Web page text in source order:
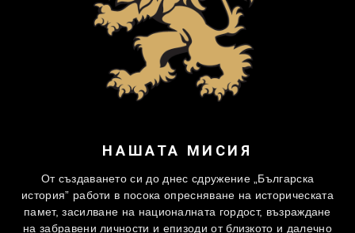
НАШАТА МИСИЯ
От създаването си до днес сдружение „Българска
история” работи в посока опресняване на историческата
памет, засилване на националната гордост, възраждане
на забравени личности и епизоди от близкото и далечно